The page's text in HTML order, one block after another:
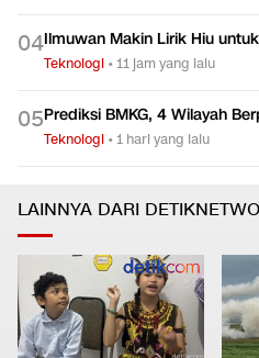
04Ilmuwan Makin Lirik Hiu
Teknologi •11 jam yang lalu
05Prediksi BMKG, 4 Wilayah
Teknologi •1 hari yang lalu
LAINNYA DARI